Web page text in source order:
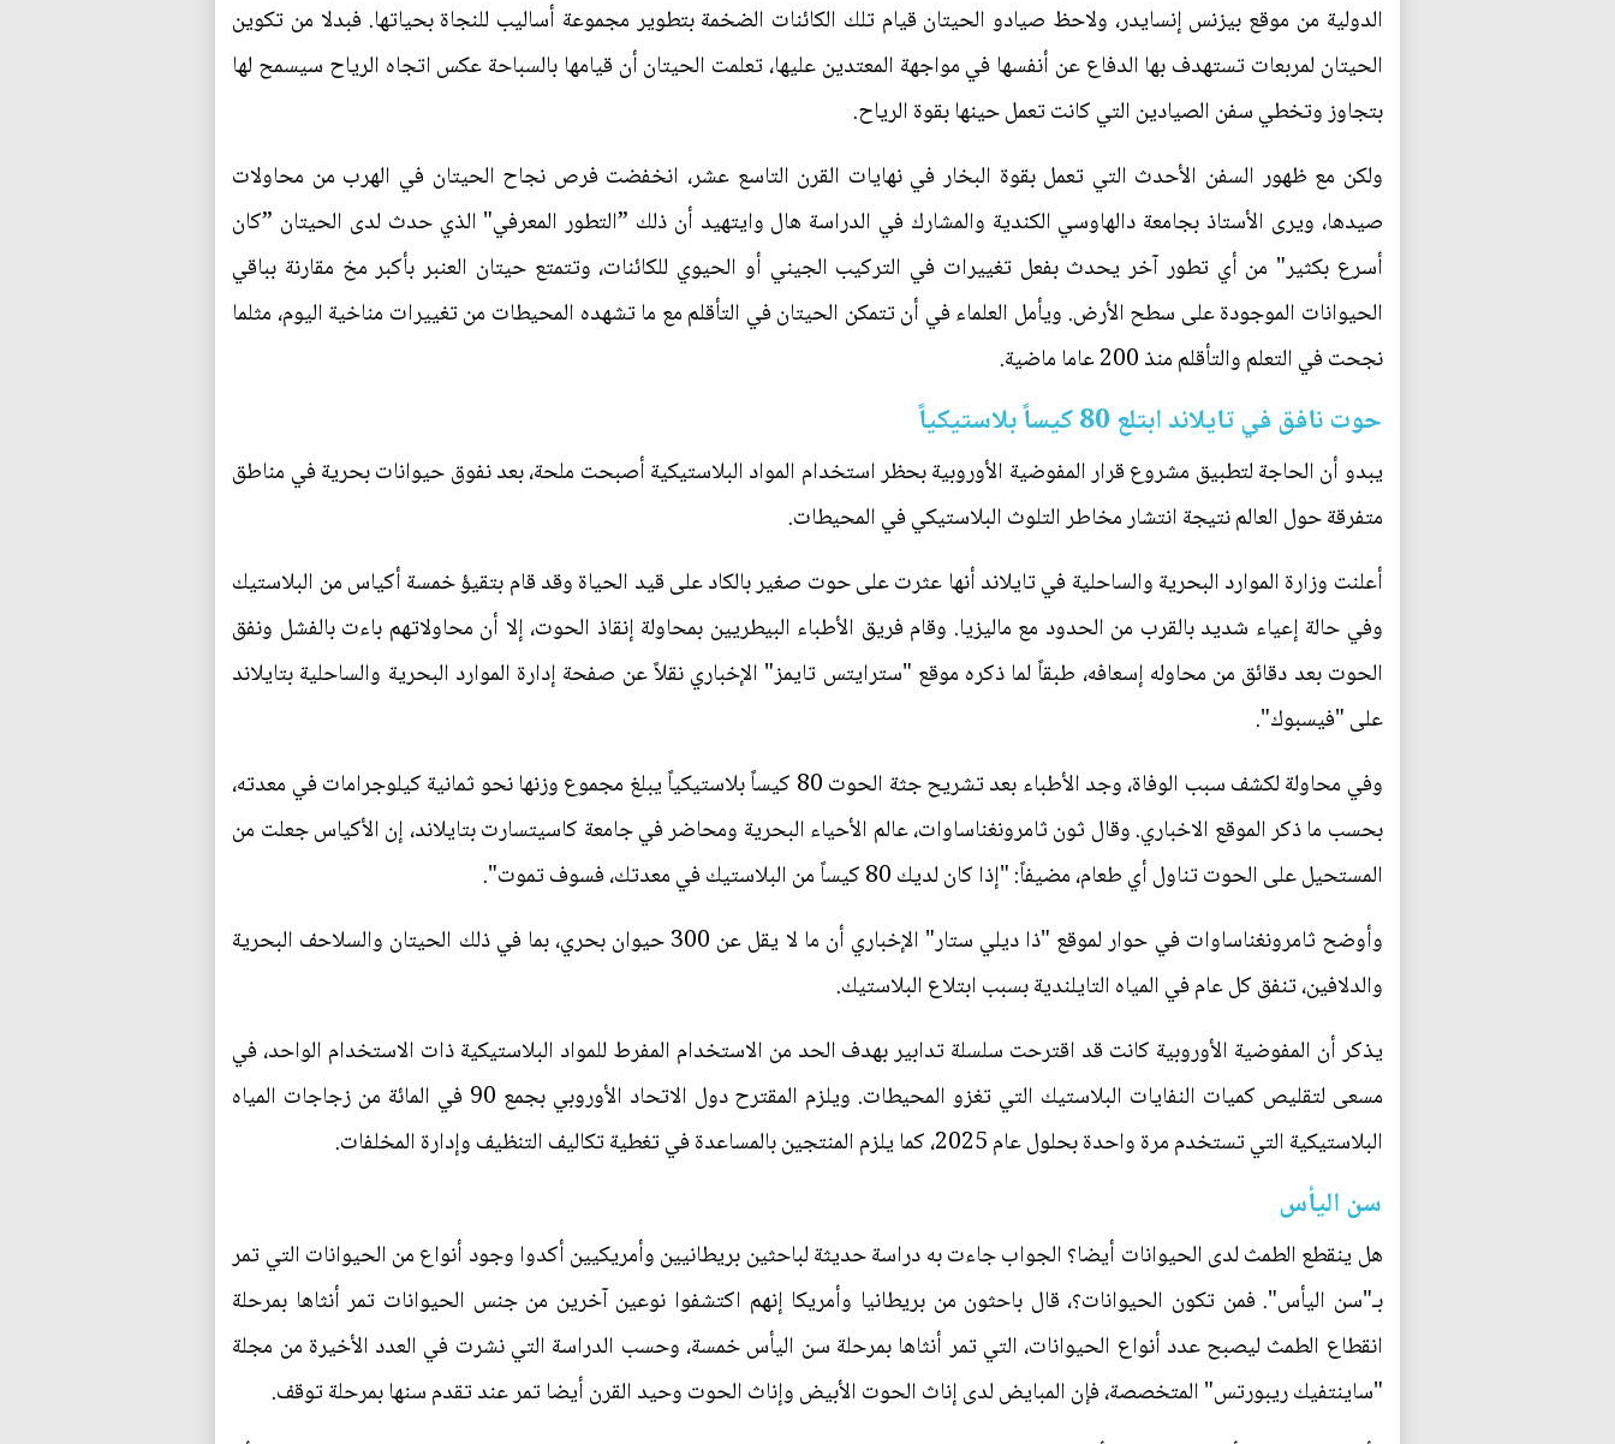
الدولية من موقع بيزنس إنسايدر، ولاحظ صيادو الحيتان قيام تلك الكائنات الضخمة بتطوير مجموعة أساليب للنجاة بحياتها. فبدلا من تكوين
الحيتان لمربعات تستهدف بها الدفاع عن أنفسها في مواجهة المعتدين عليها، تعلمت الحيتان أن قيامها بالسباحة عكس اتجاه الرياح سيسمح لها
بتجاوز وتخطي سفن الصيادين التي كانت تعمل حينها بقوة الرياح.
ولكن مع ظهور السفن الأحدث التي تعمل بقوة البخار في نهايات القرن التاسع عشر، انخفضت فرص نجاح الحيتان في الهرب من محاولات
صيدها، ويرى الأستاذ بجامعة دالهاوسي الكندية والمشارك في الدراسة هال وايتهيد أن ذلك ”التطور المعرفي" الذي حدث لدى الحيتان ”كان
أسرع بكثير" من أي تطور آخر يحدث بفعل تغييرات في التركيب الجيني أو الحيوي للكائنات، وتتمتع حيتان العنبر بأكبر مخ مقارنة بباقي
الحيوانات الموجودة على سطح الأرض. ويأمل العلماء في أن تتمكن الحيتان في التأقلم مع ما تشهده المحيطات من تغييرات مناخية اليوم، مثلما
نجحت في التعلم والتأقلم منذ 200 عاما ماضية.
حوت نافق في تايلاند ابتلع 80 كيساً بلاستيكياً
يبدو أن الحاجة لتطبيق مشروع قرار المفوضية الأوروبية بحظر استخدام المواد البلاستيكية أصبحت ملحة، بعد نفوق حيوانات بحرية في مناطق
متفرقة حول العالم نتيجة انتشار مخاطر التلوث البلاستيكي في المحيطات.
أعلنت وزارة الموارد البحرية والساحلية في تايلاند أنها عثرت على حوت صغير بالكاد على قيد الحياة وقد قام بتقيؤ خمسة أكياس من البلاستيك
وفي حالة إعياء شديد بالقرب من الحدود مع ماليزيا. وقام فريق الأطباء البيطريين بمحاولة إنقاذ الحوت، إلا أن محاولاتهم باءت بالفشل ونفق
الحوت بعد دقائق من محاوله إسعافه، طبقاً لما ذكره موقع "سترايتس تايمز" الإخباري نقلاً عن صفحة إدارة الموارد البحرية والساحلية بتايلاند
على "فيسبوك".
وفي محاولة لكشف سبب الوفاة، وجد الأطباء بعد تشريح جثة الحوت 80 كيساً بلاستيكياً يبلغ مجموع وزنها نحو ثمانية كيلوجرامات في معدته،
بحسب ما ذكر الموقع الاخباري. وقال ثون ثامرونغناساوات، عالم الأحياء البحرية ومحاضر في جامعة كاسيتسارت بتايلاند، إن الأكياس جعلت من
المستحيل على الحوت تناول أي طعام، مضيفاً: "إذا كان لديك 80 كيساً من البلاستيك في معدتك، فسوف تموت".
وأوضح ثامرونغناساوات في حوار لموقع "ذا ديلي ستار" الإخباري أن ما لا يقل عن 300 حيوان بحري، بما في ذلك الحيتان والسلاحف البحرية
والدلافين، تنفق كل عام في المياه التايلندية بسبب ابتلاع البلاستيك.
يذكر أن المفوضية الأوروبية كانت قد اقترحت سلسلة تدابير بهدف الحد من الاستخدام المفرط للمواد البلاستيكية ذات الاستخدام الواحد، في
مسعى لتقليص كميات النفايات البلاستيك التي تغزو المحيطات. ويلزم المقترح دول الاتحاد الأوروبي بجمع 90 في المائة من زجاجات المياه
البلاستيكية التي تستخدم مرة واحدة بحلول عام 2025، كما يلزم المنتجين بالمساعدة في تغطية تكاليف التنظيف وإدارة المخلفات.
سن اليأس
هل ينقطع الطمث لدى الحيوانات أيضا؟ الجواب جاءت به دراسة حديثة لباحثين بريطانيين وأمريكيين أكدوا وجود أنواع من الحيوانات التي تمر
بـ"سن اليأس". فمن تكون الحيوانات؟، قال باحثون من بريطانيا وأمريكا إنهم اكتشفوا نوعين آخرين من جنس الحيوانات تمر أنثاها بمرحلة
انقطاع الطمث ليصبح عدد أنواع الحيوانات، التي تمر أنثاها بمرحلة سن اليأس خمسة، وحسب الدراسة التي نشرت في العدد الأخيرة من مجلة
"ساينتفيك ريبورتس" المتخصصة، فإن المبايض لدى إناث الحوت الأبيض وإناث الحوت وحيد القرن أيضا تمر عند تقدم سنها بمرحلة توقف.